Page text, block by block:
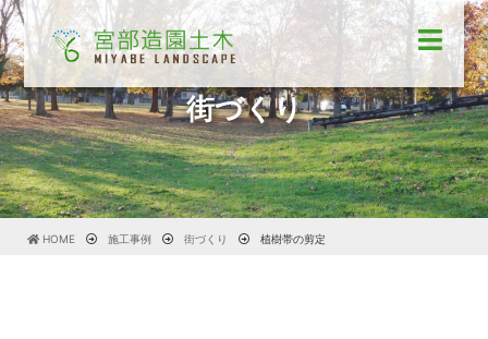
街づくり
HOME 施工事例 街づくり 植樹帯の剪定